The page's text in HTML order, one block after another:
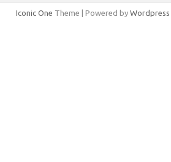
Iconic One Theme | Powered by Wordpress